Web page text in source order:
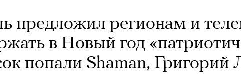
предложил регионам и
в Новый год
попали Shaman, Григорий